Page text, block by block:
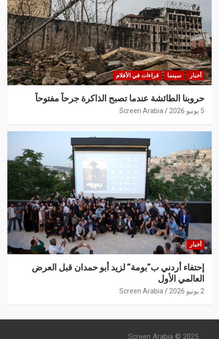
أخبار سينما قراءات في الأفلام
حروبنا الطائشة عندما تصبح الذاكرة جرحاً مفتوحاً
5 يونيو 2026 Screen Arabia
أخبار
إحتفاء أردني ب”بومة” لزيد أبو حمدان قبل العرض
العالمي الأول
2 يونيو 2026 Screen Arabia
Screen Arabia © 2025